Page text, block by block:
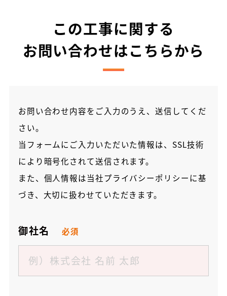
この工事に関する
お問い合わせはこちらから
お問い合わせ内容をご入力のうえ、送信してくだ
さい。
当フォームにご入力いただいた情報は、SSL技術
により暗号化されて送信されます。
また、個人情報は当社プライバシーポリシー に基
づき、大切に扱わせていただきます。
御社名 必須